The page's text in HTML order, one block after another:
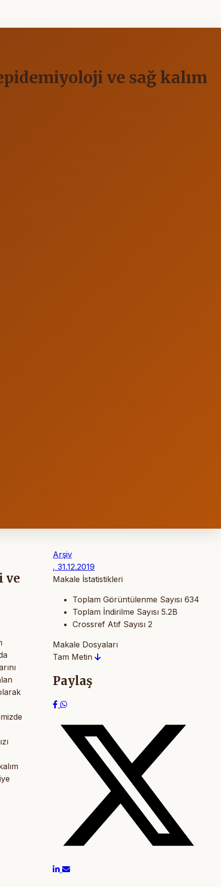
ve sağ kalım
ve
Arşiv
, 31.12.2019
Makale İstatistikleri
Toplam Görüntülenme Sayısı 634
Toplam İndirilme Sayısı 5.2B
Crossref Atıf Sayısı 2
Makale Dosyaları
Tam Metin
Paylaş